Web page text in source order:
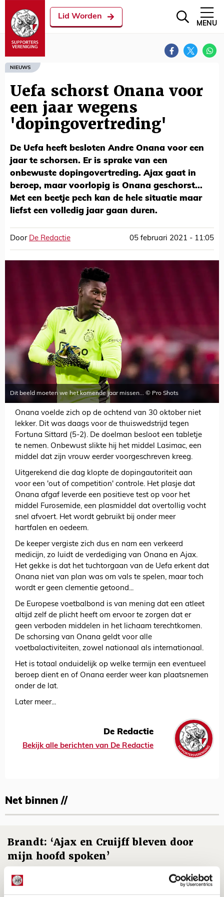
Lid Worden
MENU
NIEUWS
Uefa schorst Onana voor
een jaar wegens
'dopingovertreding'
De Uefa heeft besloten Andre Onana voor een
jaar te schorsen. Er is sprake van een
onbewuste dopingovertreding. Ajax gaat in
beroep, maar voorlopig is Onana geschorst...
Met een beetje pech kan de hele situatie maar
liefst een volledig jaar gaan duren.
Door De Redactie 05 februari 2021 - 11:05
Dit beeld moeten we het komende jaar missen... © Pro Shots
Onana voelde zich op de ochtend van 30 oktober niet
lekker. Dit was daags voor de thuiswedstrijd tegen
Fortuna Sittard (5-2). De doelman besloot een tabletje
te nemen. Onbewust slikte hij het middel Lasimac, een
middel dat zijn vrouw eerder voorgeschreven kreeg.
Uitgerekend die dag klopte de dopingautoriteit aan
voor een 'out of competition' controle. Het plasje dat
Onana afgaf leverde een positieve test op voor het
middel Furosemide, een plasmiddel dat overtollig vocht
snel afvoert. Het wordt gebruikt bij onder meer
hartfalen en oedeem.
De keeper vergiste zich dus en nam een verkeerd
medicijn, zo luidt de verdediging van Onana en Ajax.
Het gekke is dat het tuchtorgaan van de Uefa erkent dat
Onana niet van plan was om vals te spelen, maar toch
wordt er geen clementie getoond...
De Europese voetbalbond is van mening dat een atleet
altijd zelf de plicht heeft om ervoor te zorgen dat er
geen verboden middelen in het lichaam terechtkomen.
De schorsing van Onana geldt voor alle
voetbalactiviteiten, zowel nationaal als internationaal.
Het is totaal onduidelijk op welke termijn een eventueel
beroep dient en of Onana eerder weer kan plaatsnemen
onder de lat.
Later meer...
De Redactie
Bekijk alle berichten van De Redactie
Net binnen //
Brandt: ‘Ajax en Cruijff bleven door
mijn hoofd spoken’
NIEUWS